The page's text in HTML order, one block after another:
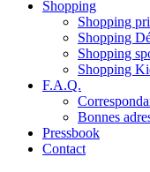
Shopping
Shopping
Shopping
Shopping
Shopping
F.A.Q.
Bonnes
Pressbook
Contact